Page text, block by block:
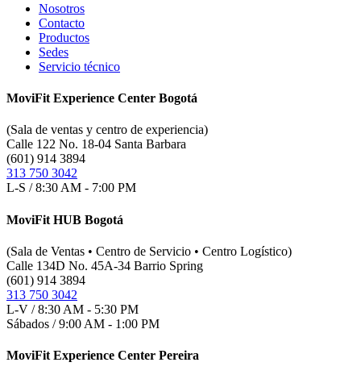
Nosotros
Contacto
Productos
Sedes
Servicio técnico
MoviFit Experience Center Bogotá
(Sala de ventas y centro de experiencia)
Calle 122 No. 18-04 Santa Barbara
(601) 914 3894
313 750 3042
L-S / 8:30 AM - 7:00 PM
MoviFit HUB Bogotá
(Sala de Ventas • Centro de Servicio • Centro Logístico)
Calle 134D No. 45A-34 Barrio Spring
(601) 914 3894
313 750 3042
L-V / 8:30 AM - 5:30 PM
Sábados / 9:00 AM - 1:00 PM
MoviFit Experience Center Pereira